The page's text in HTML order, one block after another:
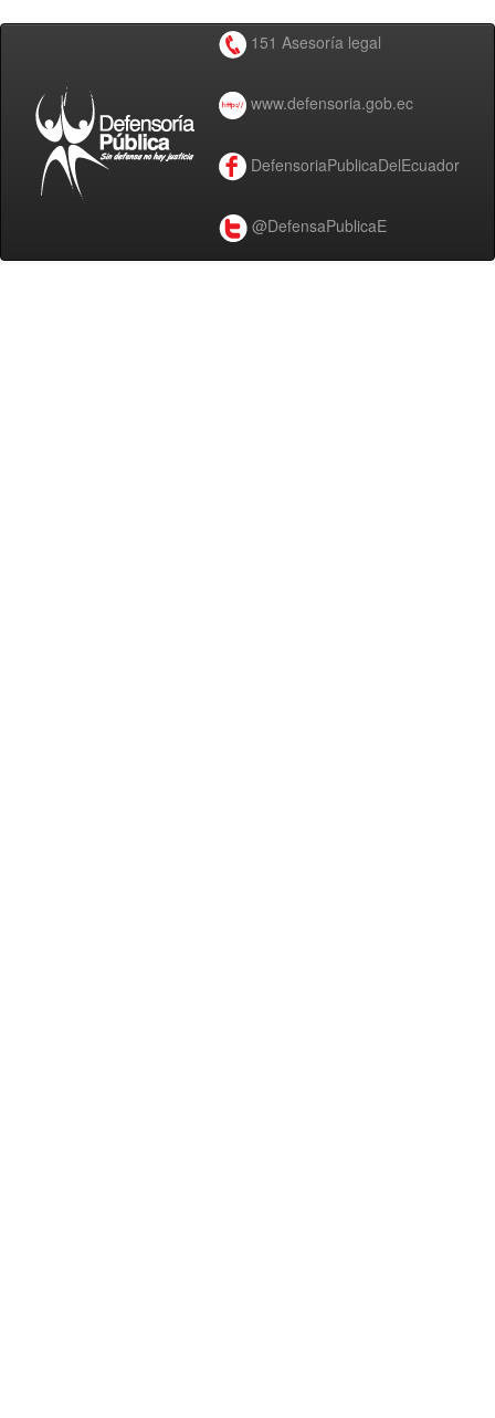
151 Asesoría legal
www.defensoria.gob.ec
DefensoriaPublicaDelEcuador
@DefensaPublicaE